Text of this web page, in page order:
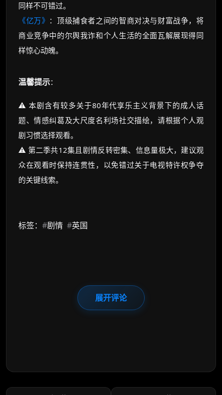
同样不可错过。
《亿万》 ：顶级捕食者之间的智商对决与财富战争，将
商业竞争中的尔舆我诈和个人生活的全面瓦解展现得同
样惊心动魄。
温馨提示：
⚠️ 本剧含有较多关于80年代享乐主义背景下的成人话
题、情感纠葛及大尺度名利场社交描绘，请根据个人观
剧习惯选择观看。
⚠️ 第二季共12集且剧情反转密集、信息量极大，建议观
众在观看时保持连贯性，以免错过关于电视特许权争夺
的关键线索。
标签： #剧情 #英国
展开评论